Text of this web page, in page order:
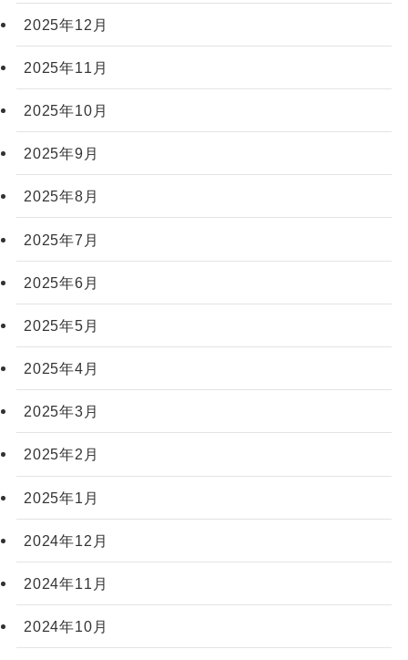
2025年12月
2025年11月
2025年10月
2025年9月
2025年8月
2025年7月
2025年6月
2025年5月
2025年4月
2025年3月
2025年2月
2025年1月
2024年12月
2024年11月
2024年10月